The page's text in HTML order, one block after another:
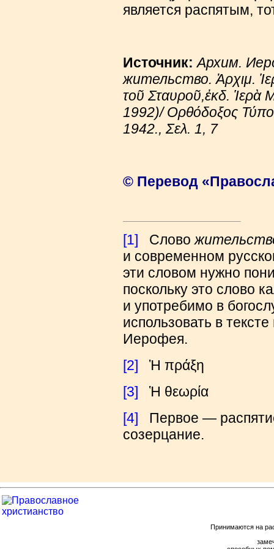
является распятым,
Источник: Архим.
жительство. Ἀρχιμ.
τοῦ Σταυροῦ,ἐκδ. Ἱερὰ
1992)/ Ορθόδοξος
1942., Σελ. 1, 7
© Перевод
[1] Слово
и современном
эти словом нужно
поскольку это слово
и употребимо в
использовать в
Иерофея.
[2] Ἡ πράξη
[3] Ἡ θεωρία
[4] Первое —
созерцание.
Принимаются на